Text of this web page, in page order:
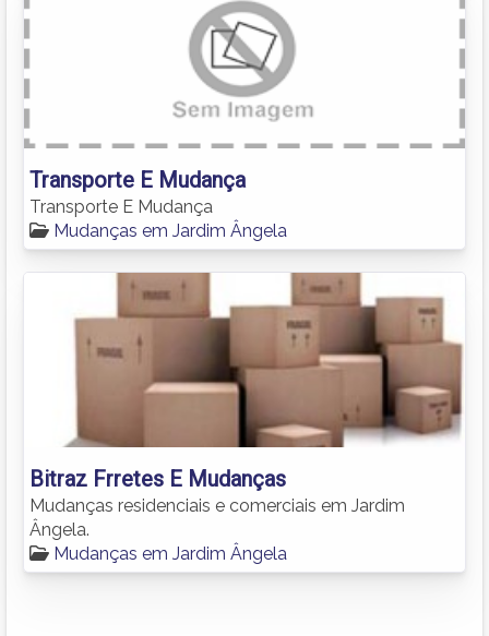
Transporte E Mudança
Transporte E Mudança
Mudanças em Jardim Ângela
Bitraz Frretes E Mudanças
Mudanças residenciais e comerciais em Jardim
Ângela.
Mudanças em Jardim Ângela